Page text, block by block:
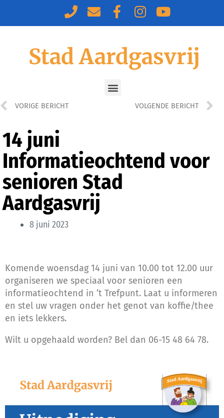
Stad Aardgasvrij
VORIGE BERICHT VOLGENDE BERICHT
14 juni
Informatieochtend voor
senioren Stad
Aardgasvrij
8 juni 2023
Komende woensdag 14 juni van 10.00 tot 12.00 uur
organiseren we speciaal voor senioren een
informatieochtend in ’t Trefpunt. Laat u informeren
en stel uw vragen onder het genot van koffie/thee
en iets lekkers.
Wilt u opgehaald worden? Bel dan 06-15 48 64 78.